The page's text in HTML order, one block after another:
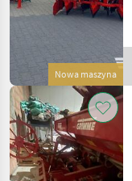
Nowa maszyna